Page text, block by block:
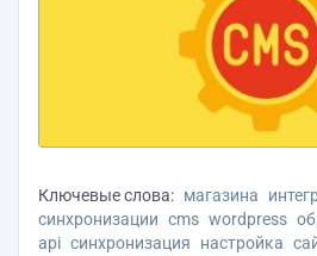
Ключевые слова: магазина
синхронизации cms wordpress
api синхронизация настройка